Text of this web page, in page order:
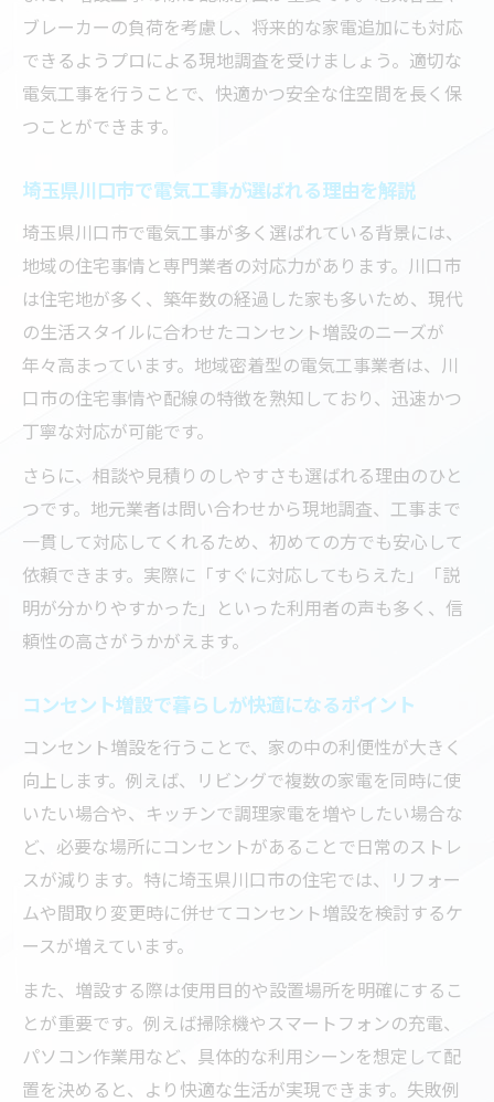
要性
お部屋の使い勝手向上は電気工事で叶う
電気工事でお部屋の使い勝手が劇的に向上
する理由
ント
家電の配置に合わせた電気工事の工夫とは
使い勝手向上を実現する電気工事の事例紹
介
住まいの快適性を高める電気工事のアイデ
ア
コンセント不足を解消する実践的な電気工事
配線計画から始める安全な電気工事の進め
方
電気工事で実現する効率的なコンセント配
置
住まいごとの最適な電気工事プランを考え
コンセント増設を成功させるポイントまと
め
もし増設を考えるなら電気工事の安全性が鍵
増設時に重視すべき電気工事の安全基準
電気工事で防ぐべきトラブルとリスク管理
資格あるプロに依頼する電気工事の安心感
安全な電気工事のために確認すべき事項
暮らしを守るコンセント電気工事のポイント
コンセント電気工事で暮らしの安全性向上
電気工事後のアフターサービスの重要性
ブレーカーの負荷を考慮し、将来的な家電追加にも対応
できるようプロによる現地調査を受けましょう。適切な
電気工事を行うことで、快適かつ安全な住空間を長く保
つことができます。
埼玉県川口市で電気工事が選ばれる理由を解説
埼玉県川口市で電気工事が多く選ばれている背景には、
地域の住宅事情と専門業者の対応力があります。川口市
は住宅地が多く、築年数の経過した家も多いため、現代
の生活スタイルに合わせたコンセント増設のニーズが
年々高まっています。地域密着型の電気工事業者は、川
口市の住宅事情や配線の特徴を熟知しており、迅速かつ
丁寧な対応が可能です。
さらに、相談や見積りのしやすさも選ばれる理由のひと
つです。地元業者は問い合わせから現地調査、工事まで
一貫して対応してくれるため、初めての方でも安心して
依頼できます。実際に「すぐに対応してもらえた」「説
明が分かりやすかった」といった利用者の声も多く、信
頼性の高さがうかがえます。
コンセント増設で暮らしが快適になるポイント
コンセント増設を行うことで、家の中の利便性が大きく
向上します。例えば、リビングで複数の家電を同時に使
いたい場合や、キッチンで調理家電を増やしたい場合な
ど、必要な場所にコンセントがあることで日常のストレ
スが減ります。特に埼玉県川口市の住宅では、リフォー
ムや間取り変更時に併せてコンセント増設を検討するケ
ースが増えています。
また、増設する際は使用目的や設置場所を明確にするこ
とが重要です。例えば掃除機やスマートフォンの充電、
パソコン作業用など、具体的な利用シーンを想定して配
置を決めると、より快適な生活が実現できます。失敗例